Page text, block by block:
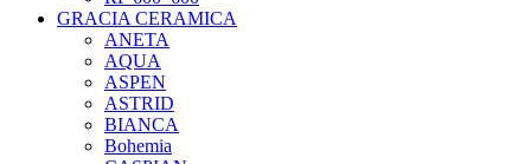
GRACIA CERAMICA
ANETA
AQUA
ASPEN
ASTRID
BIANCA
Bohemia